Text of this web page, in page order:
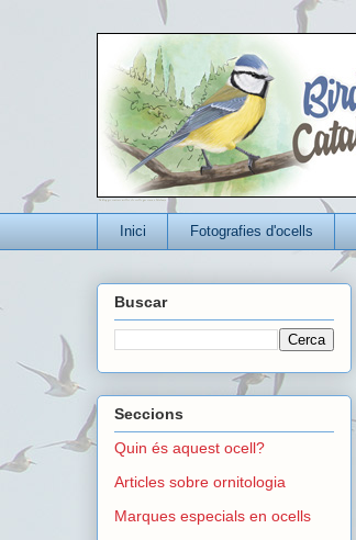
Un blog per conèixer millor els ocells que viuen a Catalunya
Inici Fotografies d'ocells
Buscar
Seccions
Quin és aquest ocell?
Articles sobre ornitologia
Marques especials en ocells